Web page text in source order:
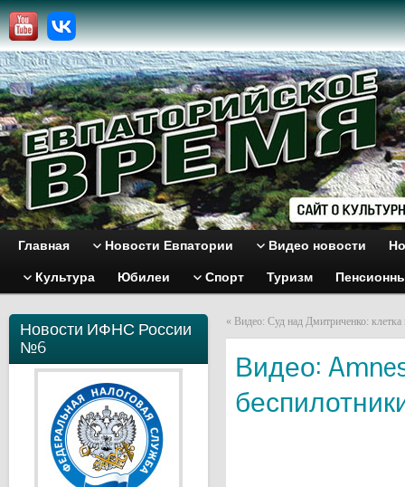
Главная Новости Евпатории Видео новости
Культура Юбилеи Спорт Туризм
Новости ИФНС России
№6
« Видео: Cуд над Дмитриченко:
Видео: